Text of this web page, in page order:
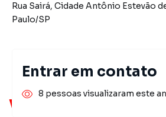
Você pode
Rua Sairá, Cidade Antônio Estevão
Paulo/SP
Entrar em contato
8 pessoas visualizaram este